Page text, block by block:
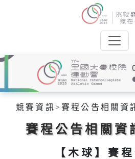
競賽資訊>賽程公告相關資
賽程公告相關資
【木球】賽